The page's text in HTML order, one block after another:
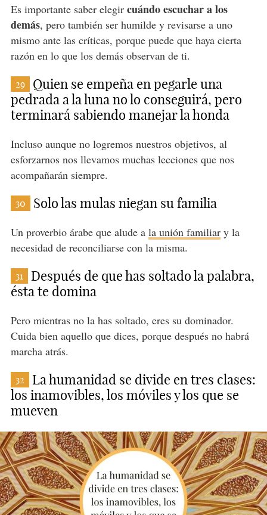
Es importante saber elegir cuándo escuchar a los
demás, pero también ser humilde y revisarse a uno
mismo ante las críticas, porque puede que haya cierta
razón en lo que los demás observan de ti.
29
Quien se empeña en pegarle una
pedrada a la luna no lo conseguirá, pero
terminará sabiendo manejar la honda
Incluso aunque no logremos nuestros objetivos, al
esforzarnos nos llevamos muchas lecciones que nos
acompañarán siempre.
30 Solo las mulas niegan su familia
Un proverbio árabe que alude a la unión familiary la
necesidad de reconciliarse con la misma.
31
Después de que has soltado la palabra,
ésta te domina
Pero mientras no la has soltado, eres su dominador.
Cuida bien aquello que dices, porque después no habrá
marcha atrás.
32
La humanidad se divide en tres clases:
los inamovibles, los móviles y los que se
mueven